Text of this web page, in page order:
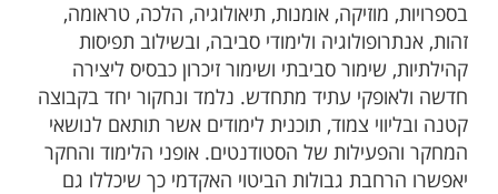
בספרויות, מוזיקה, אומנות, תיאולוגיה, הלכה, טראומה,
זהות, אנתרופולוגיה ולימודי סביבה, ובשילוב תפיסות
קהילתיות, שימור סביבתי ושימור זיכרון כבסיס ליצירה
חדשה ולאופקי עתיד מתחדש. נלמד ונחקור יחד בקבוצה
קטנה ובליווי צמוד, תוכנית לימודים אשר תותאם לנושאי
המחקר והפעילות של הסטודנטים. אופני הלימוד והחקר
יאפשרו הרחבת גבולות הביטוי האקדמי כך שיכללו גם